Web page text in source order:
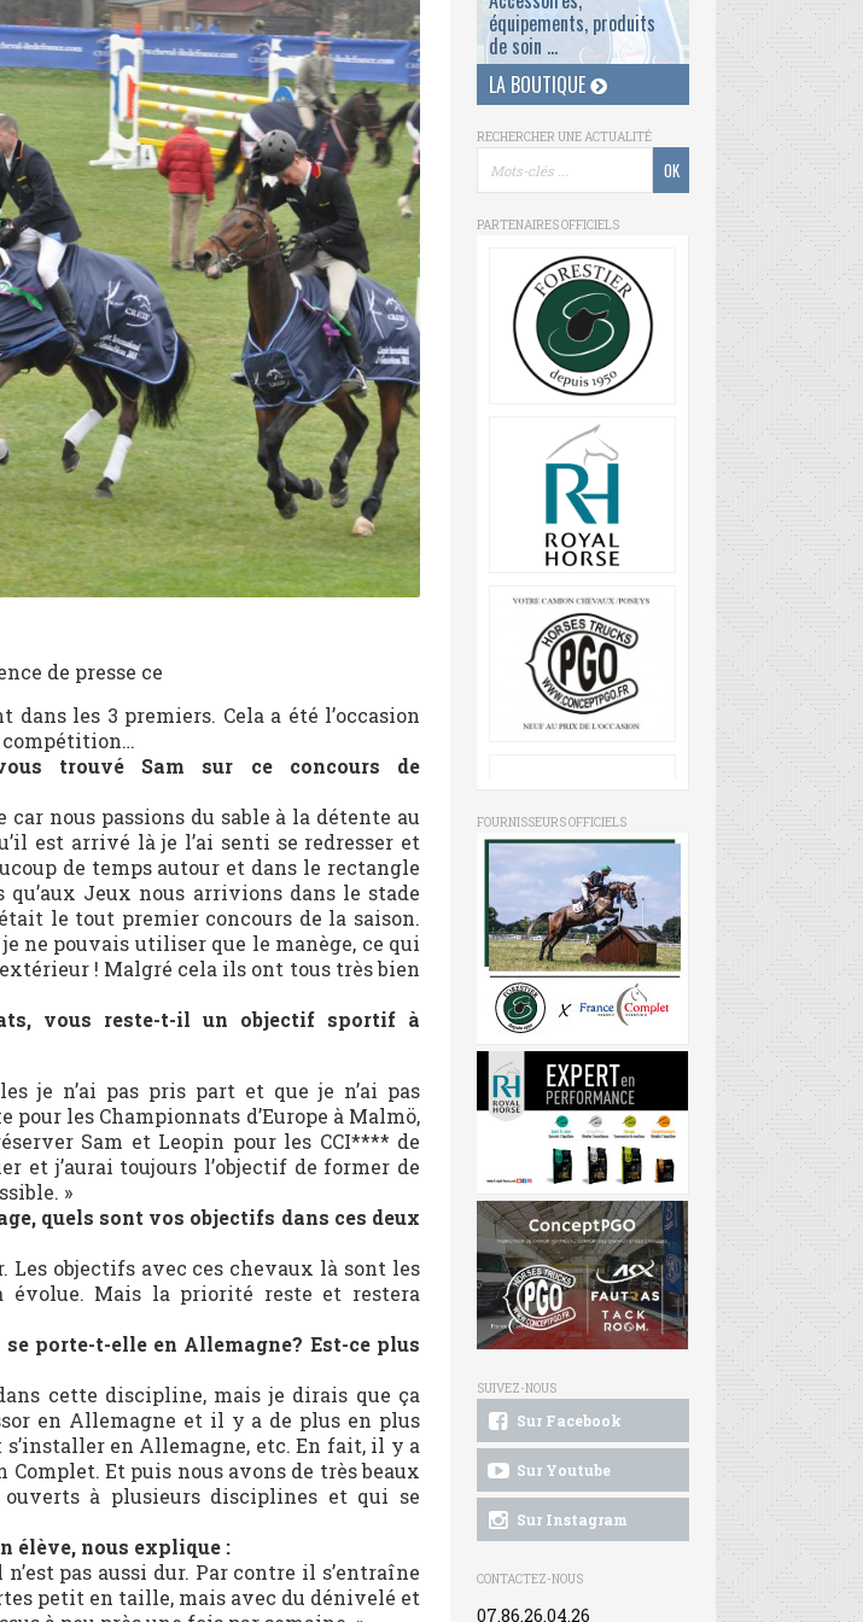
de presse ce
les 3 premiers. Cela a été l’occasion
compétition…
trouvé Sam sur ce concours de
nous passions du sable à la détente au
est arrivé là je l’ai senti se redresser et
de temps autour et dans le rectangle
qu’aux Jeux nous arrivions dans le stade
le tout premier concours de la saison.
ne pouvais utiliser que le manège, ce qui
! Malgré cela ils ont tous très bien
vous reste-t-il un objectif sportif à
je n’ai pas pris part et que je n’ai pas
les Championnats d’Europe à Malmö,
Sam et Leopin pour les CCI**** de
et j’aurai toujours l’objectif de former de
»
quels sont vos objectifs dans ces deux
Les objectifs avec ces chevaux là sont les
évolue. Mais la priorité reste et restera
porte-t-elle en Allemagne? Est-ce plus
cette discipline, mais je dirais que ça
en Allemagne et il y a de plus en plus
en Allemagne, etc. En fait, il y a
Complet. Et puis nous avons de très beaux
à plusieurs disciplines et qui se
élève, nous explique :
pas aussi dur. Par contre il s’entraîne
petit en taille, mais avec du dénivelé et
équipements, produits
de soin ...
LA BOUTIQUE
RECHERCHER UNE ACTUALITÉ
PARTENAIRES OFFICIELS
FOURNISSEURS OFFICIELS
SUIVEZ-NOUS
Sur Facebook
Sur Youtube
Sur Instagram
CONTACTEZ-NOUS
07.86.26.04.26